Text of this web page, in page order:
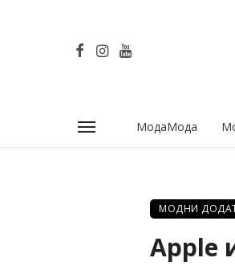
МодаМода
МОДНИ
Apple